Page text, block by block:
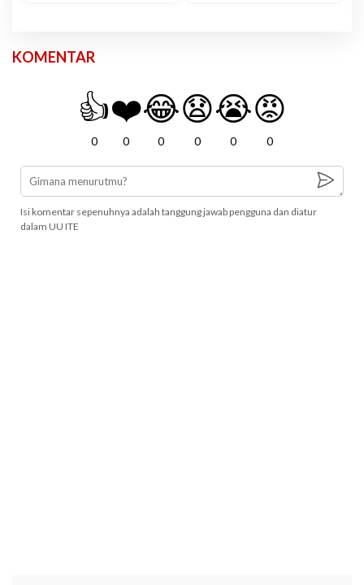
KOMENTAR
👍
0
❤️
0
😂
0
😧
0
😭
0
😡
0
Isi komentar sepenuhnya adalah tanggung jawab pengguna dan diatur
dalam UU ITE